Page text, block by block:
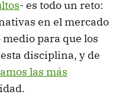
- es todo un reto:
en el mercado
para que los
disciplina, y de
las más